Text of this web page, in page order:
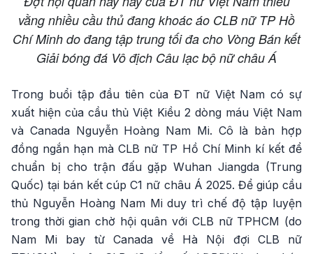
vằng nhiều cầu thủ đang khoác áo CLB nữ TP Hồ
Chí Minh do đang tập trung tối đa cho Vòng Bán kết
Giải bóng đá Vô địch Câu lạc bộ nữ châu Á
Trong buổi tập đầu tiên của ĐT nữ Việt Nam có sự
xuất hiện của cầu thủ Việt Kiều 2 dòng máu Việt Nam
và Canada Nguyễn Hoàng Nam Mi. Cô là bản hợp
đồng ngắn hạn mà CLB nữ TP Hồ Chí Minh kí kết để
chuẩn bị cho trận đấu gặp Wuhan Jiangda (Trung
Quốc) tại bán kết cúp C1 nữ châu Á 2025. Để giúp cầu
thủ Nguyễn Hoàng Nam Mi duy trì chế độ tập luyện
trong thời gian chờ hội quân với CLB nữ TPHCM (do
Nam Mi bay từ Canada về Hà Nội đợi CLB nữ